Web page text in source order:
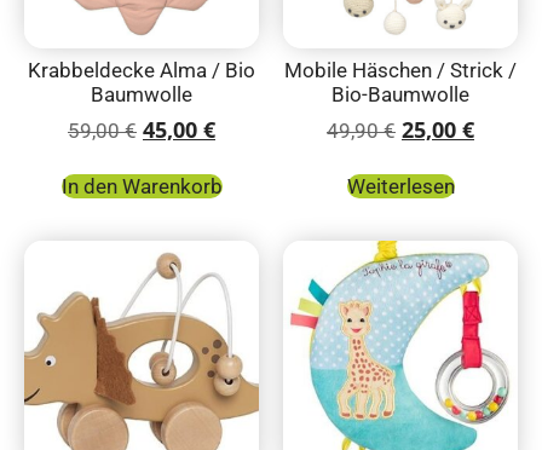
Krabbeldecke Alma / Bio
Baumwolle
59,00€ 45,00 €
In den Warenkorb
Mobile Häschen / Strick /
Bio-Baumwolle
49,90€ 25,00 €
Weiterlesen